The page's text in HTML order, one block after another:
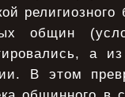
общин
а
В этом